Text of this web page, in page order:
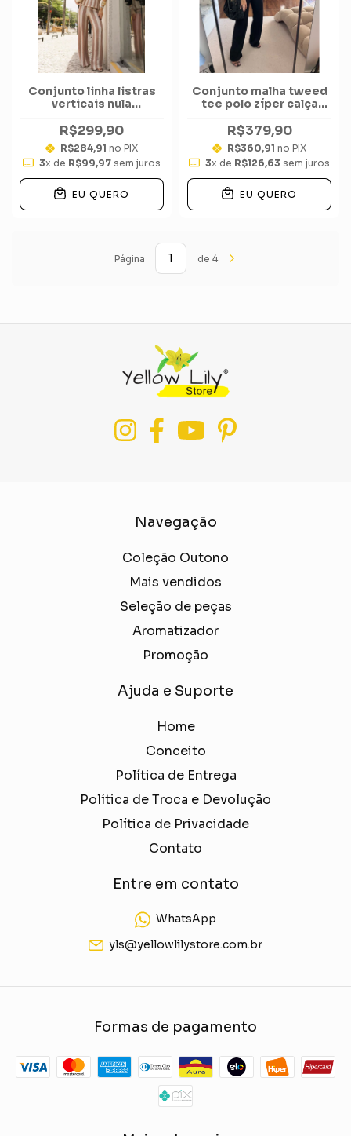
Conjunto linha listras
verticais nula
R$299,90
R$284,91 no PIX
3x de R$99,97sem juros
EU QUERO
Conjunto malha tweed
tee polo zíper calça
R$379,90
R$360,91 no PIX
3x de R$126,63 sem juros
EU QUERO
Página de 4
Navegação
Coleção Outono
Mais vendidos
Seleção de peças
Aromatizador
Promoção
Ajuda e Suporte
Home
Conceito
Política de Entrega
Política de Troca e Devolução
Política de Privacidade
Contato
Entre em contato
WhatsApp
yls@yellowlilystore.com.br
Formas de pagamento